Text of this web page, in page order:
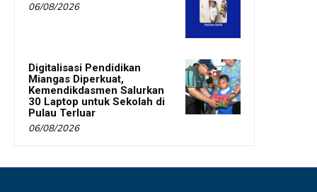
06/08/2026
Digitalisasi Pendidikan
Miangas Diperkuat,
Kemendikdasmen Salurkan
30 Laptop untuk Sekolah di
Pulau Terluar
06/08/2026